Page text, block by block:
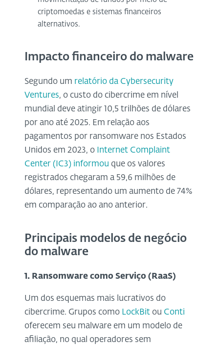
criptomoedas e sistemas financeiros
alternativos.
Impacto financeiro do malware
Segundo um relatório da Cybersecurity
Ventures, o custo do cibercrime em nível
mundial deve atingir 10,5 trilhões de dólares
por ano até 2025. Em relação aos
pagamentos por ransomware nos Estados
Unidos em 2023, o Internet Complaint
Center (IC3) informou que os valores
registrados chegaram a 59,6 milhões de
dólares, representando um aumento de 74%
em comparação ao ano anterior.
Principais modelos de negócio
do malware
1. Ransomware como Serviço (RaaS)
Um dos esquemas mais lucrativos do
cibercrime. Grupos como LockBit ou Conti
oferecem seu malware em um modelo de
afiliação, no qual operadores sem